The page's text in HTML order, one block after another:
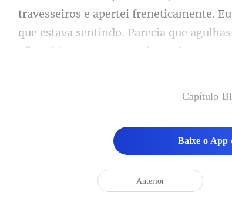
que estava sentindo. Parecia que
—— Capítulo
Baixe o App
Anterior